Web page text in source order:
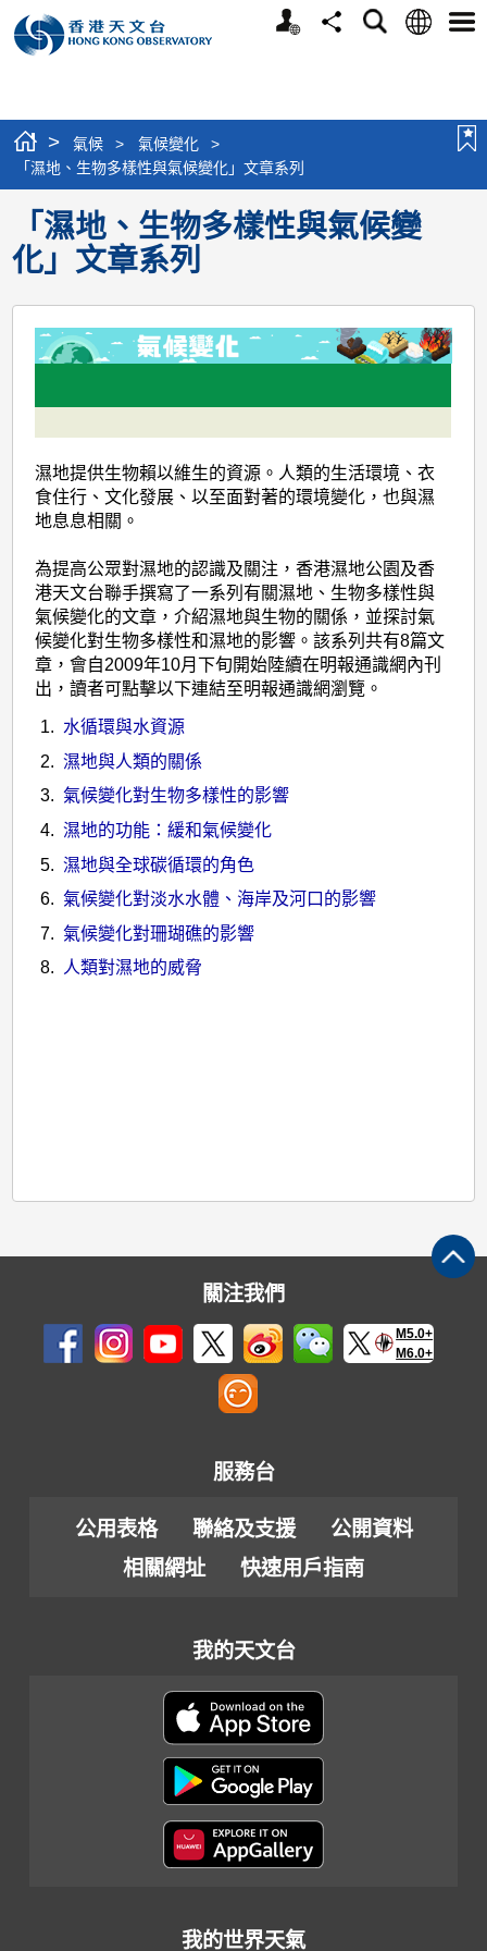
個
分
搜
語
選
> 氣候 > 氣候變化
>
「濕地、生物多樣性與氣候變化」文章系列
「濕地、生物多樣性與氣候變
化」文章系列
濕地提供生物賴以維生的資源。人類的生活環境、衣
食住行、文化發展、以至面對著的環境變化，也與濕
地息息相關。
為提高公眾對濕地的認識及關注，香港濕地公園及香
港天文台聯手撰寫了一系列有關濕地、生物多樣性與
氣候變化的文章，介紹濕地與生物的關係，並探討氣
候變化對生物多樣性和濕地的影響。該系列共有8篇文
章，會自2009年10月下旬開始陸續在明報通識網內刊
出，讀者可點擊以下連結至明報通識網瀏覽。
水循環與水資源
濕地與人類的關係
氣候變化對生物多樣性的影響
濕地的功能：緩和氣候變化
濕地與全球碳循環的角色
氣候變化對淡水水體、海岸及河口的影響
氣候變化對珊瑚礁的影響
人類對濕地的威脅
關注我們
M5.0+
M6.0+
服務台
公用表格 聯絡及支援
公開資料
相關網址
快速用戶指南
我的天文台
我的世界天氣